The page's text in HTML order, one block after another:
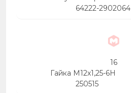
64222-2902064
16
Гайка М12х1,25-6Н
250515